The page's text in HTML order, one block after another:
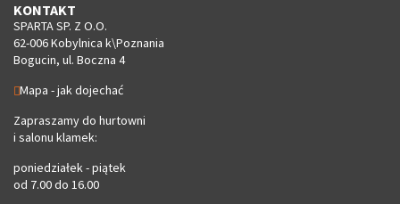
KONTAKT
SPARTA SP. Z O.O.
62-006 Kobylnica k\Poznania
Bogucin, ul. Boczna 4
Mapa - jak dojechać
Zapraszamy do hurtowni
i salonu klamek:
poniedziałek - piątek
od 7.00 do 16.00